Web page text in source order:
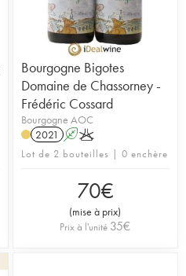
Bourgogne Bigotes
Domaine de Chassorney -
Frédéric Cossard
Bourgogne AOC
2021 AK
Lot de 2 bouteilles | 0 enchère
70€
(mise à prix)
Prix à l'unité 35€